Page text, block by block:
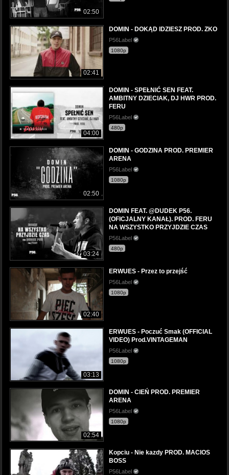
02:50
02:41
DOMIN - DOKĄD IDZIESZ PROD. ZKO
P56Label
1080p
04:00
DOMIN - SPEŁNIĆ SEN FEAT.
AMBITNY DZIECIAK, DJ HWR PROD.
FERU
P56Label
480p
02:50
DOMIN - GODZINA PROD. PREMIER
ARENA
P56Label
1080p
03:24
DOMIN FEAT. @DUDEK P56.
(OFICJALNY KANAŁ). PROD. FERU
NA WSZYSTKO PRZYJDZIE CZAS
P56Label
480p
02:40
ERWUES - Przez to przejść
P56Label
1080p
03:13
ERWUES - Poczuć Smak (OFFICIAL
VIDEO) Prod.VINTAGEMAN
P56Label
1080p
02:54
DOMIN - CIEŃ PROD. PREMIER
ARENA
P56Label
1080p
Kopciu - Nie kazdy PROD. MACIOS
BOSS
P56Label